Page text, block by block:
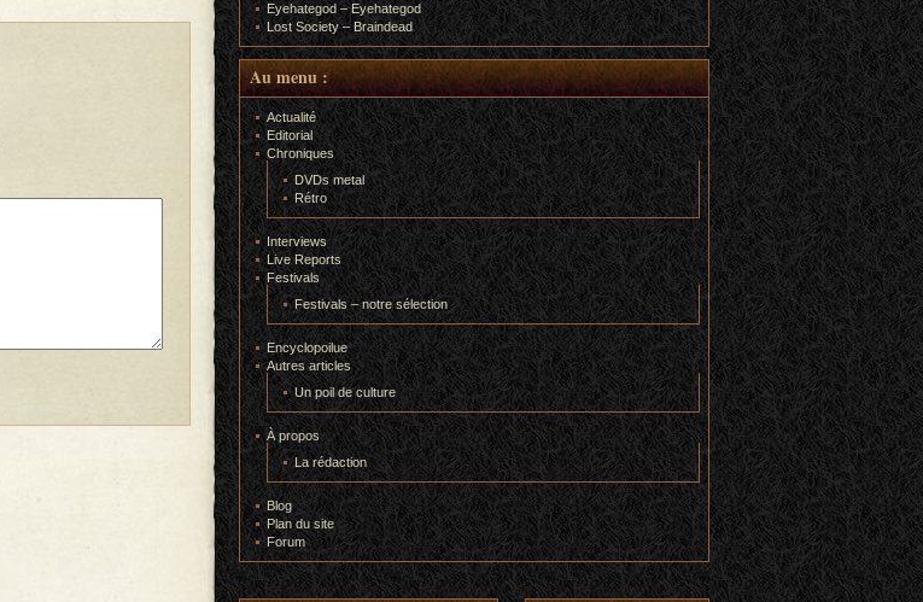
Eyehategod – Eyehategod
Lost Society – Braindead
Au menu :
Actualité
Editorial
Chroniques
DVDs metal
Rétro
Interviews
Live Reports
Festivals
Festivals – notre sélection
Encyclopoilue
Autres articles
Un poil de culture
À propos
La rédaction
Blog
Plan du site
Forum